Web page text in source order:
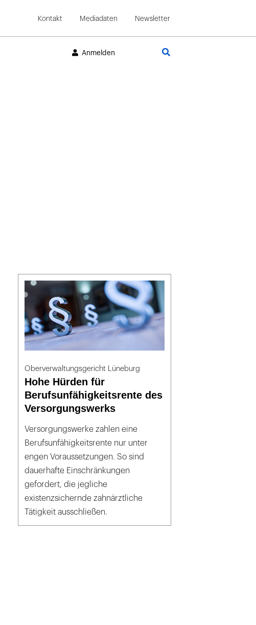
Kontakt Mediadaten Newsletter
Anmelden
Oberverwaltungsgericht Lüneburg
Hohe Hürden für
Berufsunfähigkeitsrente des
Versorgungswerks
Versorgungswerke zahlen eine
Berufsunfähigkeitsrente nur unter
engen Voraussetzungen. So sind
dauerhafte Einschränkungen
gefordert, die jegliche
existenzsichernde zahnärztliche
Tätigkeit ausschließen.